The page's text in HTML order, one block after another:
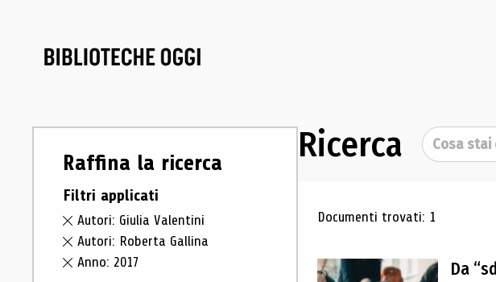
Raffina la ricerca
Filtri applicati
Autori: Giulia Valentini
Autori: Roberta Gallina
Anno: 2017
Ricerca Cerca
Risultati di
Documenti trovati: 1
Da